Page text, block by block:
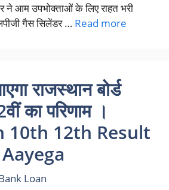
ने आम उपभोक्ताओं के लिए राहत भरी
गैस सिलेंडर … Read more
राजस्थान बोर्ड
का परिणाम ।
10th 12th Result
Loan